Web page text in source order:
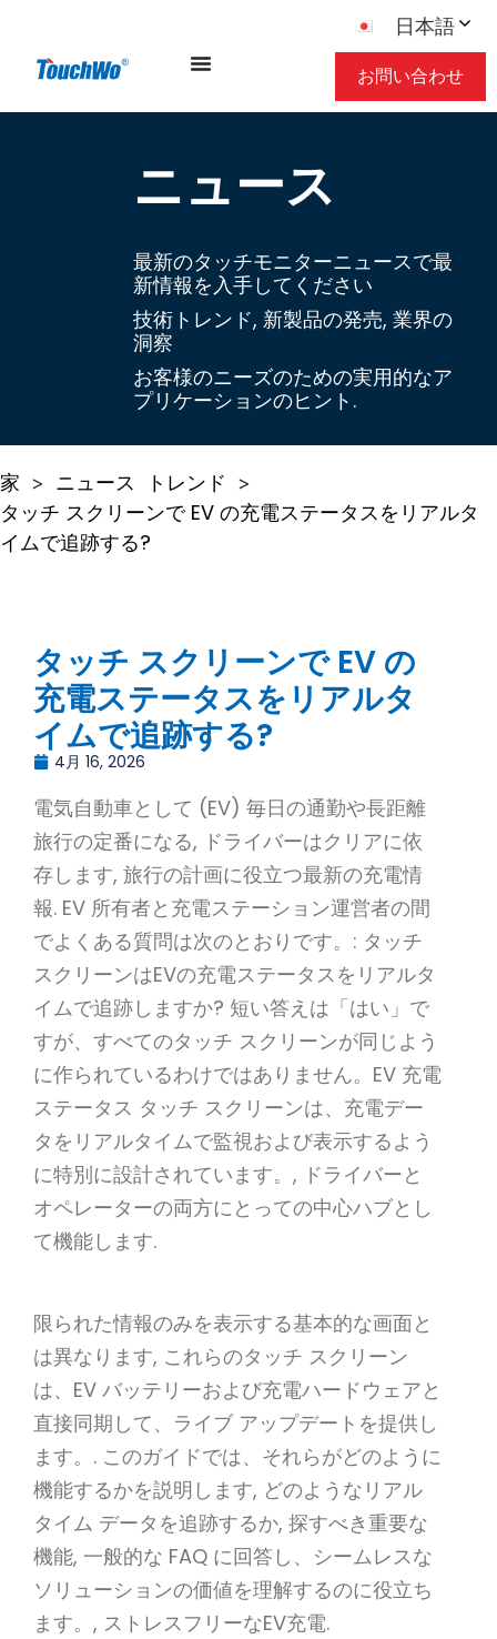
日本語
お問い合わせ
ニュース
最新のタッチモニターニュースで最
新情報を入手してください
技術トレンド, 新製品の発売, 業界の
洞察
お客様のニーズのための実用的なア
プリケーションのヒント.
家 > ニュース トレンド >
タッチ スクリーンで EV の充電ステータスをリアルタ
イムで追跡する?
タッチ スクリーンで EV の
充電ステータスをリアルタ
イムで追跡する?
4月 16, 2026
電気自動車として (EV) 毎日の通勤や長距離
旅行の定番になる, ドライバーはクリアに依
存します, 旅行の計画に役立つ最新の充電情
報. EV 所有者と充電ステーション運営者の間
でよくある質問は次のとおりです。: タッチ
スクリーンはEVの充電ステータスをリアルタ
イムで追跡しますか? 短い答えは「はい」で
すが、すべてのタッチ スクリーンが同じよう
に作られているわけではありません。EV 充電
ステータス タッチ スクリーンは、充電デー
タをリアルタイムで監視および表示するよう
に特別に設計されています。, ドライバーと
オペレーターの両方にとっての中心ハブとし
て機能します.
限られた情報のみを表示する基本的な画面と
は異なります, これらのタッチ スクリーン
は、EV バッテリーおよび充電ハードウェアと
直接同期して、ライブ アップデートを提供し
ます。. このガイドでは、それらがどのように
機能するかを説明します, どのようなリアル
タイム データを追跡するか, 探すべき重要な
機能, 一般的な FAQ に回答し、シームレスな
ソリューションの価値を理解するのに役立ち
ます。, ストレスフリーなEV充電.